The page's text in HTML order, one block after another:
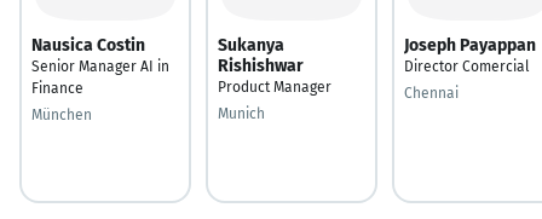
Nausica Costin
Senior Manager AI in
Finance
München
Sukanya
Rishishwar
Product Manager
Munich
Joseph Payappan
Director Comercial
Chennai